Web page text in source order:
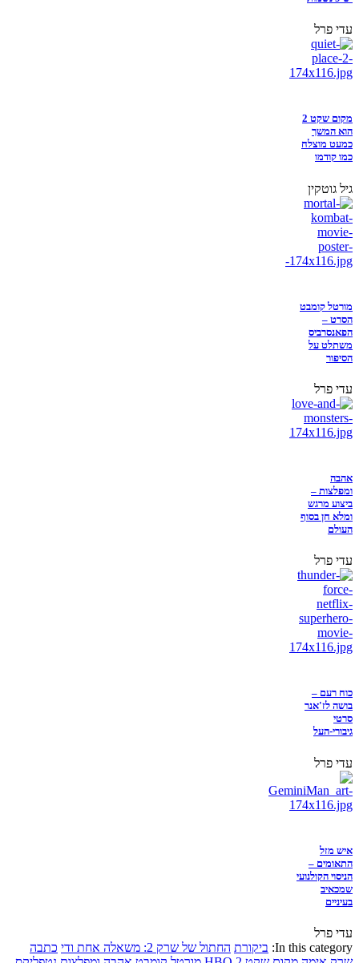
עדי פרל
מקום שקט 2
הוא המשך
כמעט מוצלח
כמו קודמו
גיל גוטקין
מורטל קומבט
הסרט –
הפאנסרביס
משתלט על
הסיפור
עדי פרל
אהבה
ומפלצות –
ביצוע מרגש
ומלא חן בסוף
העולם
עדי פרל
כוח רעם –
בושה לז'אנר
סרטי
גיבורי-העל
עדי פרל
איש מזל
התאומים –
הניסוי הקולנועי
שמכאיב
בעיניים
עדי פרל
In this category: ביקורת החתול של שרק 2: משאלה אחת ודי
כתבה